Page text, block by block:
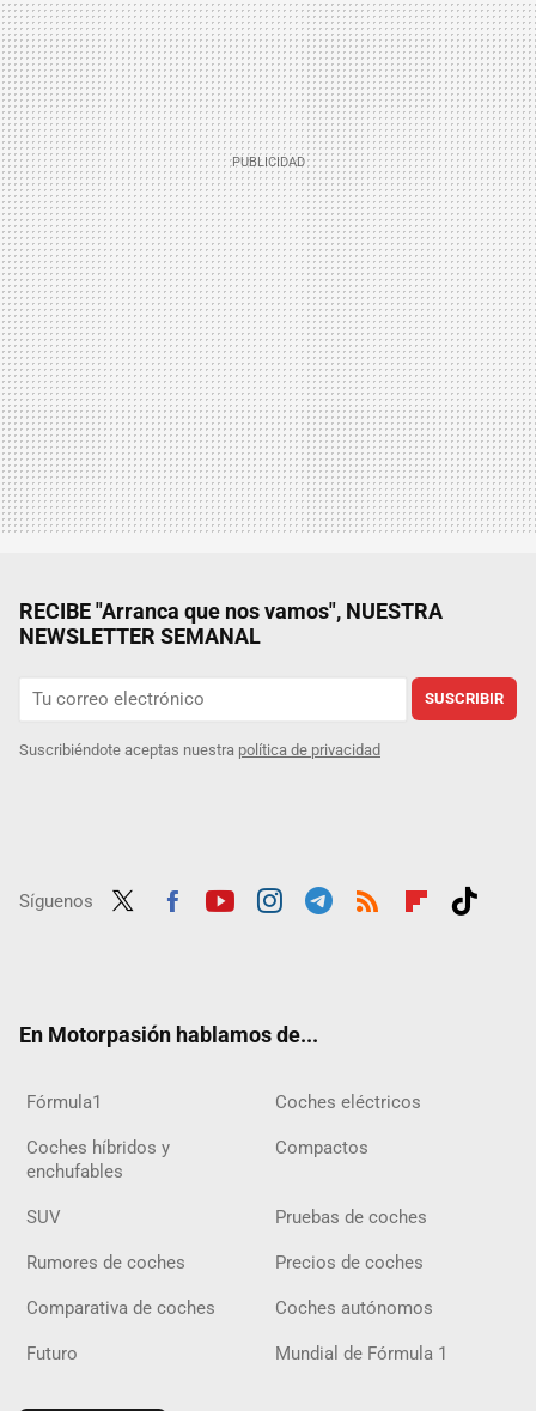
RECIBE "Arranca que nos vamos", NUESTRA
NEWSLETTER SEMANAL
SUSCRIBIR
Suscribiéndote aceptas nuestra política de privacidad
Síguenos
En Motorpasión hablamos de...
Fórmula1 Coches eléctricos
Coches híbridos y
enchufables
Compactos
SUV Pruebas de coches
Rumores de coches Precios de coches
Comparativa de coches Coches autónomos
Futuro Mundial de Fórmula 1